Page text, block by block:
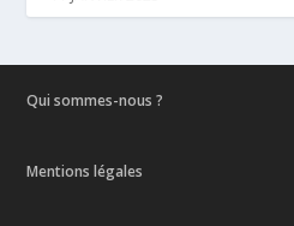
Qui sommes-nous ?
Mentions légales